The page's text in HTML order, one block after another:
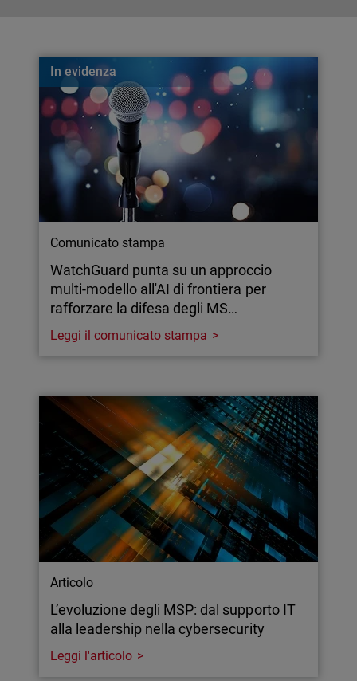
In evidenza
Comunicato stampa
WatchGuard punta su un approccio
multi-modello all'AI di frontiera per
rafforzare la difesa degli MS…
Leggi il comunicato stampa
Articolo
L’evoluzione degli MSP: dal supporto IT
alla leadership nella cybersecurity
Leggi l'articolo